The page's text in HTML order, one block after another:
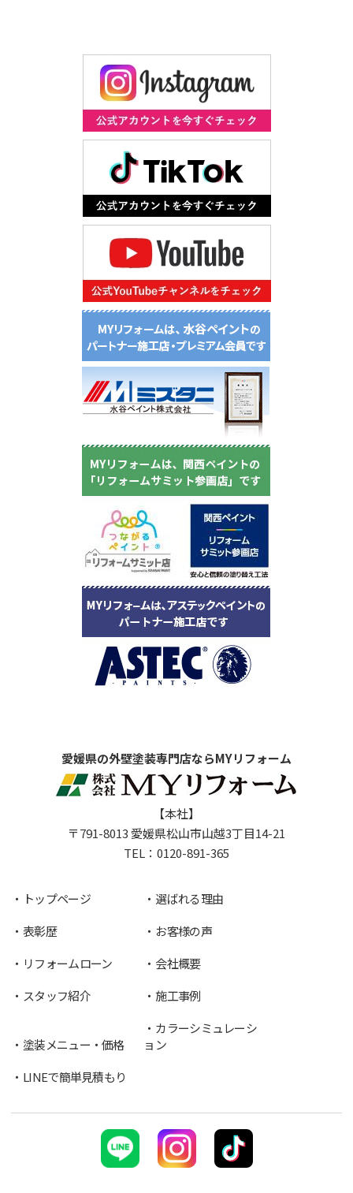
愛媛県の外壁塗装専門店ならMYリフォーム
【本社】
〒791-8013 愛媛県松山市山越3丁目14-21
TEL： 0120-891-365
トップページ
選ばれる理由
表彰歴
お客様の声
リフォームローン
会社概要
スタッフ紹介
施工事例
塗装メニュー・価格
カラーシミュレーシ
ョン
LINEで簡単見積もり